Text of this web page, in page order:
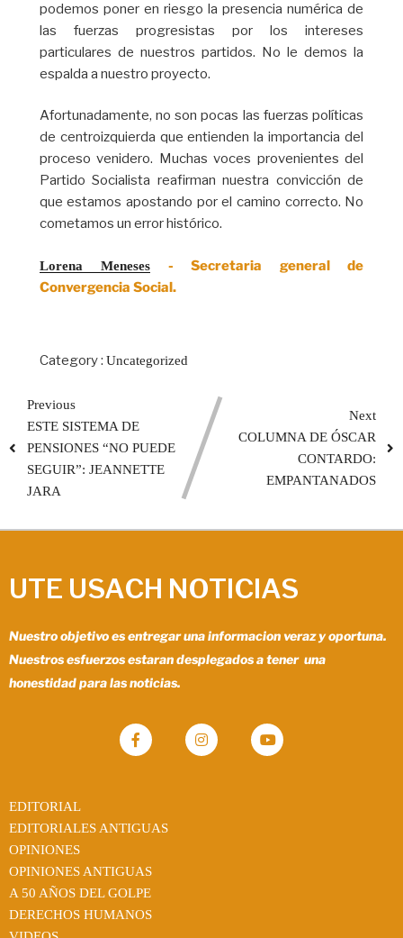
podemos poner en riesgo la presencia numérica de
las fuerzas progresistas por los intereses
particulares de nuestros partidos. No le demos la
espalda a nuestro proyecto.
Afortunadamente, no son pocas las fuerzas políticas
de centroizquierda que entienden la importancia del
proceso venidero. Muchas voces provenientes del
Partido Socialista reafirman nuestra convicción de
que estamos apostando por el camino correcto. No
cometamos un error histórico.
Lorena Meneses - Secretaria general de
Convergencia Social.
Category : Uncategorized
Previous
ESTE SISTEMA DE
PENSIONES “NO PUEDE
SEGUIR”: JEANNETTE
JARA
Next
COLUMNA DE ÓSCAR
CONTARDO:
EMPANTANADOS
UTE USACH NOTICIAS
Nuestro objetivo es entregar una informacion veraz y oportuna.
Nuestros esfuerzos estaran desplegados a tener una
honestidad para las noticias.
EDITORIAL
EDITORIALES ANTIGUAS
OPINIONES
OPINIONES ANTIGUAS
A 50 AÑOS DEL GOLPE
DERECHOS HUMANOS